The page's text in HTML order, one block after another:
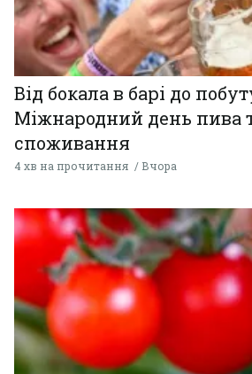
Від бокала в барі до
Міжнародний день пива
споживання
4 хв на прочитання Вчора